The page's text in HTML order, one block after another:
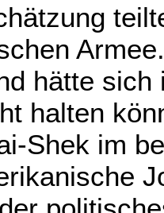
hätte
halten
Shek im